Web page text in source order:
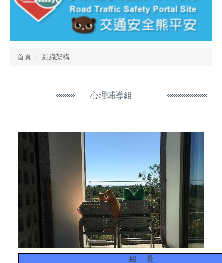
首頁 組織架構
心理輔導組
組 長